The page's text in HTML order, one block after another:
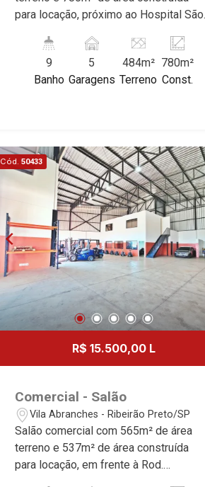
para locação, próximo ao Hospital São
Preto/SP. Conheça as características
deste imóvel que a Martinelli
Imobiliária selecionou para você: -
privativo - 6 WCs - Vestiário - Cozinha -
Refeitório - Ideal para clínicas - 5 vagas
cobertas Martinelli Imobiliária,
referência no mercado imobiliário
desde 2000. Especialistas em Venda,
Locação e Lançamentos! Avenida João
Fiúsa, 1051 - Alto da Boa Vista |
Ribeirão Preto.
9
Banho
5
Garagens
484m²
Terreno
780m²
Const.
Cód. 50433
R$ 15.500,00 L
Comercial - Salão
Vila Abranches - Ribeirão Preto/SP
Salão comercial com 565m² de área
terreno e 537m² de área construída
para locação, em frente à Rod.